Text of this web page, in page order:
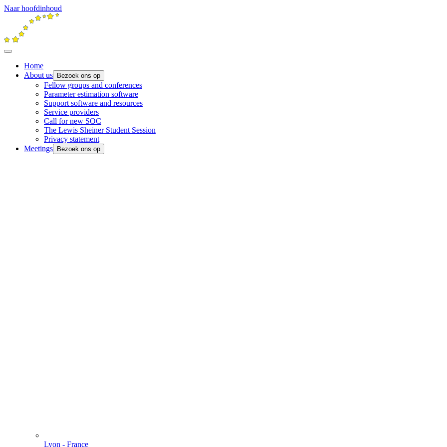
Naar hoofdinhoud
Home
About us
Bezoek ons op
Fellow groups and conferences
Parameter estimation software
Support software and resources
Service providers
Call for new SOC
The Lewis Sheiner Student Session
Privacy statement
Meetings
Bezoek ons op
Lyon - France